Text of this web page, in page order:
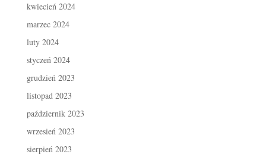
kwiecień 2024
marzec 2024
luty 2024
styczeń 2024
grudzień 2023
listopad 2023
październik 2023
wrzesień 2023
sierpień 2023